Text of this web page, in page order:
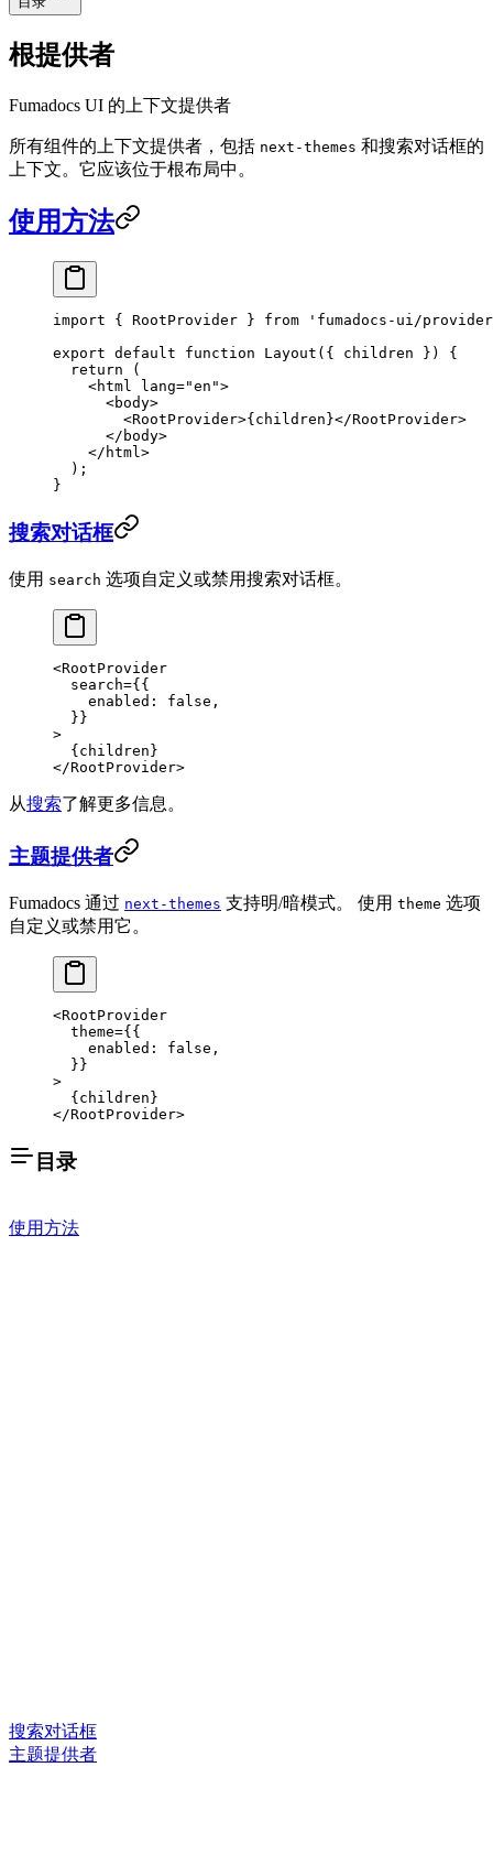
根提供者
Fumadocs UI 的上下文提供者
所有组件的上下文提供者，包括 next-themes 和搜索对话框的
上下文。它应该位于根布局中。
使用方法
import { RootProvider } from 'fumadocs-ui/
export default function Layout ({ children }) {
  return
(
    <
html lang="en">
      <
body>
        <
RootProvider>{children}</RootProvider>
      </
body>
    </
html >
  );
}
搜索对话框
使用 search 选项自定义或禁用搜索对话框。
<RootProvider
  search
={{
    enabled:
false ,
  }}
>
  {children}
</RootProvider>
从搜索了解更多信息。
主题提供者
Fumadocs 通过 next-themes 支持明/暗模式。 使用 theme 选项
自定义或禁用它。
<RootProvider
  theme
={{
    enabled:
false ,
  }}
>
  {children}
</RootProvider>
目录
使用方法
搜索对话框
主题提供者